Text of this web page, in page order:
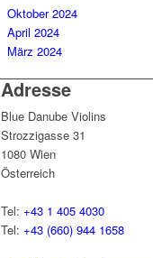
Oktober 2024
April 2024
März 2024
Adresse
Blue Danube Violins
Strozzigasse 31
1080 Wien
Österreich
Tel: +43 1 405 4030
Tel: +43 (660) 944 1658